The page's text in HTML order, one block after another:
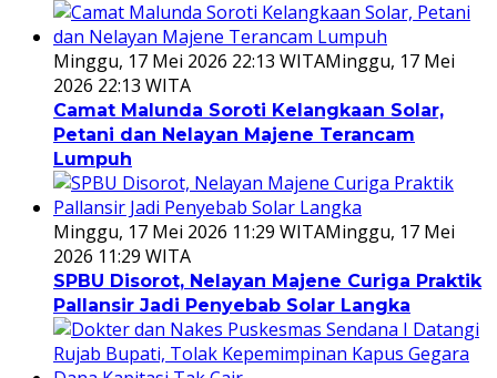
Minggu, 17 Mei 2026 22:13 WITAMinggu, 17 Mei
2026 22:13 WITA
Camat Malunda Soroti Kelangkaan Solar,
Petani dan Nelayan Majene Terancam
Lumpuh
Minggu, 17 Mei 2026 11:29 WITAMinggu, 17 Mei
2026 11:29 WITA
SPBU Disorot, Nelayan Majene Curiga Praktik
Pallansir Jadi Penyebab Solar Langka